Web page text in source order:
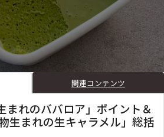
関連コンテンツ
まれのババロア」ポイント＆
生まれの生キャラメル」総括